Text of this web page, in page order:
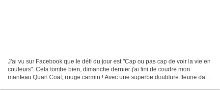
J'ai vu sur Facebook que le défi du jour est "Cap ou pas cap de voir la vie en
couleurs". Cela tombe bien, dimanche dernier j'ai fini de coudre mon
manteau Quart Coat, rouge carmin ! Avec une superbe doublure fleurie dans